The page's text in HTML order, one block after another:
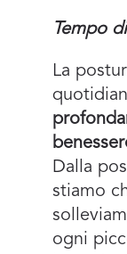
Tempo
La
Dalla
stiamo
ogni